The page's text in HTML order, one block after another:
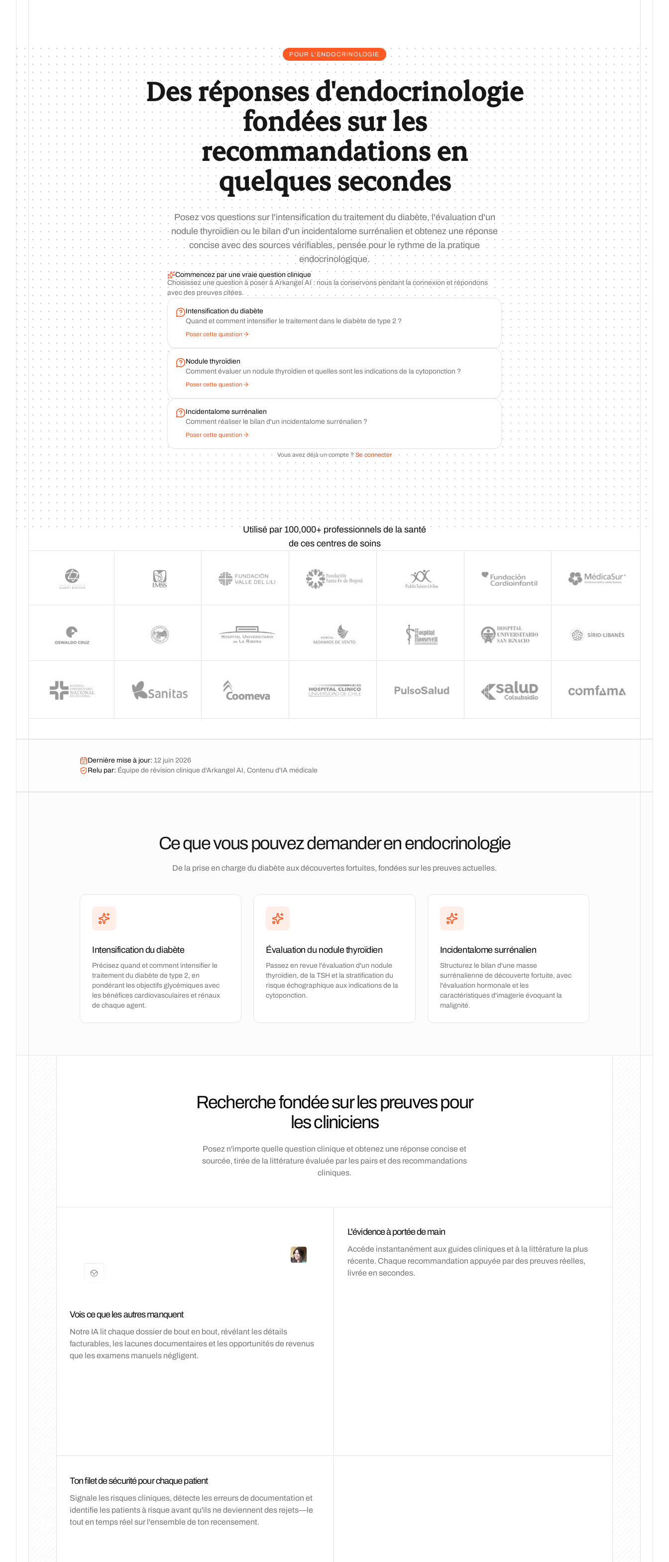
POUR L'ENDOCRINOLOGIE
Des réponses d'endocrinologie
fondées sur les
recommandations en
quelques secondes
Posez vos questions sur l'intensification du traitement du diabète, l'évaluation d'un
nodule thyroïdien ou le bilan d'un incidentalome surrénalien et obtenez une réponse
concise avec des sources vérifiables, pensée pour le rythme de la pratique
endocrinologique.
Commencez par une vraie question clinique
Choisissez une question à poser à Arkangel AI : nous la conservons pendant la connexion et répondons
avec des preuves citées.
Intensification du diabète
Quand et comment intensifier le traitement dans le diabète de type 2 ?
Poser cette question
Nodule thyroïdien
Comment évaluer un nodule thyroïdien et quelles sont les indications de la cytoponction ?
Poser cette question
Incidentalome surrénalien
Comment réaliser le bilan d'un incidentalome surrénalien ?
Poser cette question
Vous avez déjà un compte ? Se connecter
Utilisé par 100,000+ professionnels de la santé
de ces centres de soins
Dernière mise à jour: 12 juin 2026
Relu par: Équipe de révision clinique d'Arkangel AI, Contenu d'IA médicale
Ce que vous pouvez demander en endocrinologie
De la prise en charge du diabète aux découvertes fortuites, fondées sur les preuves actuelles.
Intensification du diabète
Précisez quand et comment intensifier le
traitement du diabète de type 2, en
pondérant les objectifs glycémiques avec
les bénéfices cardiovasculaires et rénaux
de chaque agent.
Évaluation du nodule thyroïdien
Passez en revue l'évaluation d'un nodule
thyroïdien, de la TSH et la stratification du
risque échographique aux indications de la
cytoponction.
Incidentalome surrénalien
Structurez le bilan d'une masse
surrénalienne de découverte fortuite, avec
l'évaluation hormonale et les
caractéristiques d'imagerie évoquant la
malignité.
Recherche fondée sur les preuves pour
les cliniciens
Posez n'importe quelle question clinique et obtenez une réponse concise et
sourcée, tirée de la littérature évaluée par les pairs et des recommandations
cliniques.
Vois ce que les autres manquent
Notre IA lit chaque dossier de bout en bout, révélant les détails
facturables, les lacunes documentaires et les opportunités de revenus
que les examens manuels négligent.
L'évidence à portée de main
Accède instantanément aux guides cliniques et à la littérature la plus
récente. Chaque recommandation appuyée par des preuves réelles,
livrée en secondes.
Ton filet de sécurité pour chaque patient
Signale les risques cliniques, détecte les erreurs de documentation et
identifie les patients à risque avant qu'ils ne deviennent des rejets—le
tout en temps réel sur l'ensemble de ton recensement.